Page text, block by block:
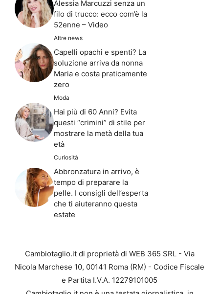
Alessia Marcuzzi senza un
filo di trucco: ecco com’è la
52enne – Video
Altre news
Capelli opachi e spenti? La
soluzione arriva da nonna
Maria e costa praticamente
zero
Moda
Hai più di 60 Anni? Evita
questi “crimini” di stile per
mostrare la metà della tua
età
Curiosità
Abbronzatura in arrivo, è
tempo di preparare la
pelle. I consigli dell’esperta
che ti aiuteranno questa
estate
Cambiotaglio.it di proprietà di WEB 365 SRL - Via
Nicola Marchese 10, 00141 Roma (RM) - Codice Fiscale
e Partita I.V.A. 12279101005